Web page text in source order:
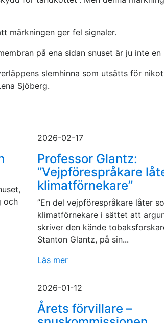
märkningen ger fel signaler.
på ena sidan snuset är ju inte en
slemhinna som utsätts för
Sjöberg.
och
2026-02-17
Professor Glantz:
”Vejpförespråkare
klimatförnekare”
”En del vejpförespråkare låter
klimatförnekare i sättet att
skriver den kände
Stanton Glantz, på sin...
Läs mer
2026-01-12
Årets förvillare –